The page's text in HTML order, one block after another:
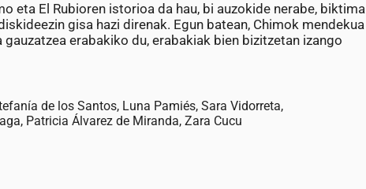
eta El Rubioren istorioa da hau, bi auzokide nerabe, biktima
gisa hazi direnak. Egun batean, Chimok mendekua
erabakiko du, erabakiak bien bizitzetan izango
de los Santos, Luna Pamiés, Sara Vidorreta,
Patricia Álvarez de Miranda, Zara Cucu